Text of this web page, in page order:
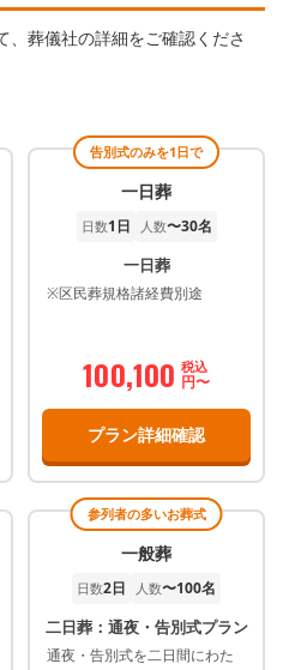
葬儀社の詳細をご確認くださ
告別式のみを1日で
一日葬
日数1日 人数〜30名
一日葬
※区民葬規格諸経費別途
100,100 税込
円〜
プラン詳細確認
参列者の多いお葬式
一般葬
日数2日 人数〜100名
二日葬：通夜・告別式プラン
通夜・告別式を二日間にわた